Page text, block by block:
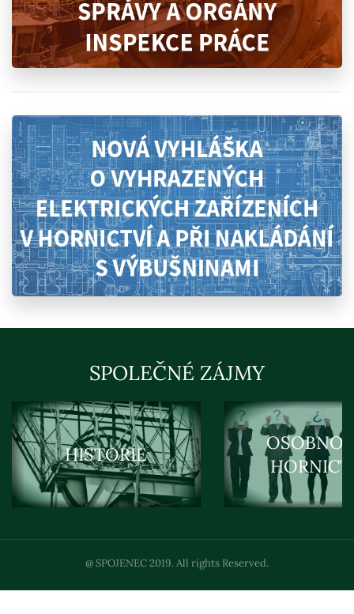
SPOLEČNÉ ZÁJMY
HISTORIE
@ SPOJENEC 2019. All rights Reserved.